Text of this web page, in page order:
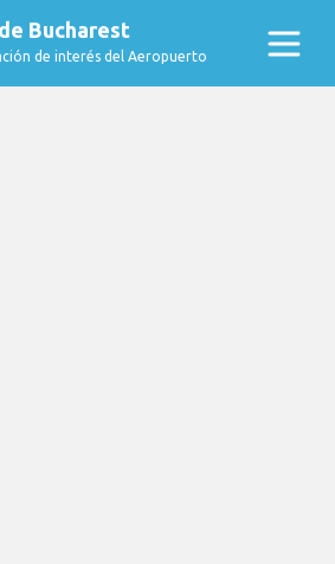
Bucharest
de interés del Aeropuerto